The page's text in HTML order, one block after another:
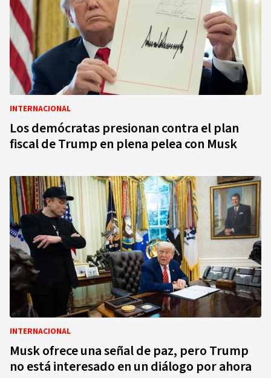
INTERNACIONAL
Los demócratas presionan contra el plan
fiscal de Trump en plena pelea con Musk
INTERNACIONAL
Musk ofrece una señal de paz, pero Trump
no está interesado en un diálogo por ahora